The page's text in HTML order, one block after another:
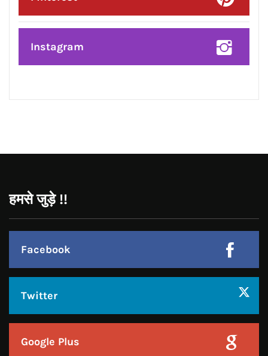
Linkedin
Pinterest
हमसे जुड़े !!
Facebook